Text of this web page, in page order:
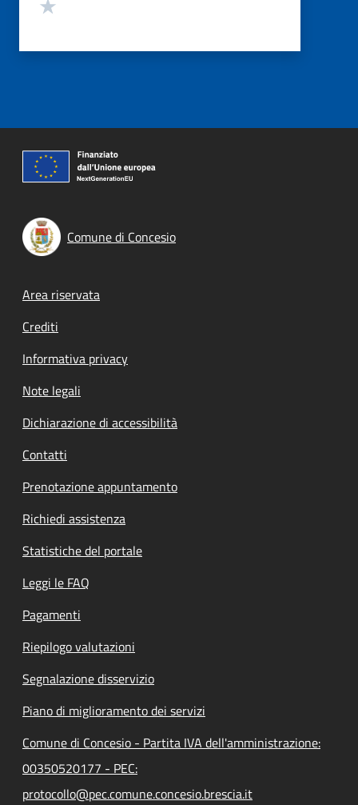
Comune di Concesio
Footer menu
Area riservata
Crediti
Informativa privacy
Note legali
Dichiarazione di accessibilità
Contatti
Prenotazione appuntamento
Richiedi assistenza
Statistiche del portale
Leggi le FAQ
Pagamenti
Riepilogo valutazioni
Segnalazione disservizio
Piano di miglioramento dei servizi
Comune di Concesio - Partita IVA dell'amministrazione:
00350520177 - PEC:
protocollo@pec.comune.concesio.brescia.it